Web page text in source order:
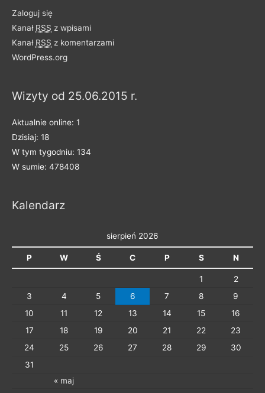
k
e
g
i
Zaloguj się
Kanał RSS z wpisami
Kanał RSS z komentarzami
WordPress.org
Wizyty od 25.06.2015 r.
Aktualnie online: 1
Dzisiaj: 18
W tym tygodniu: 134
W sumie: 478408
Kalendarz
sierpień 2026
P W Ś C P S N
« maj
1
2
3
4 5 6 7 8
9
10
11 12 13 14 15
16
17
18 19 20 21 22
23
24
25 26 27 28 29
30
31